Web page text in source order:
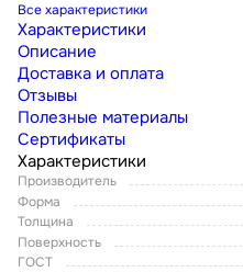
Все характеристики
Характеристики
Описание
Доставка и оплата
Отзывы
Полезные материалы
Сертификаты
Характеристики
Производитель
Форма
Толщина
Поверхность
ГОСТ